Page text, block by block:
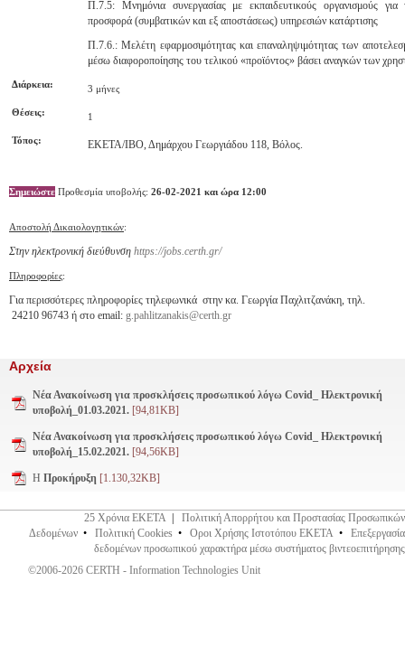
Π.7.5: Μνημόνια συνεργασίας με εκπαιδευτικούς οργανισμούς
προσφορά (συμβατικών και εξ αποστάσεως) υπηρεσιών κατάρτισης
Π.7.6.: Μελέτη εφαρμοσιμότητας και επαναληψιμότητας των
μέσω διαφοροποίησης του τελικού «προϊόντος» βάσει αναγκών των
Διάρκεια: 3 μήνες
Θέσεις: 1
Τόπος: ΕΚΕΤΑ/ΙΒΟ, Δημάρχου Γεωργιάδου 118, Βόλος.
Σημειώστε Προθεσμία υποβολής: 26-02-2021 και ώρα 12:00
Αποστολή Δικαιολογητικών:
Στην ηλεκτρονική διεύθυνση https://jobs.certh.gr/
Πληροφορίες:
Για περισσότερες πληροφορίες τηλεφωνικά στην κα. Γεωργία Παχλιτζανάκη, τηλ.
24210 96743 ή στο email: g.pahlitzanakis@certh.gr
Αρχεία
Νέα Ανακοίνωση για προσκλήσεις προσωπικού λόγω Covid_ Ηλεκτρονική
υποβολή_01.03.2021. [94,81KB]
Νέα Ανακοίνωση για προσκλήσεις προσωπικού λόγω Covid_ Ηλεκτρονική
υποβολή_15.02.2021. [94,56KB]
Η Προκήρυξη [1.130,32KB]
25 Χρόνια ΕΚΕΤΑ
Πολιτική Απορρήτου και Προστασίας Προσωπικών
Δεδομένων • Πολιτική Cookies • Οροι Χρήσης Ιστοτόπου ΕΚΕΤΑ • Επεξεργασία
δεδομένων προσωπικού χαρακτήρα μέσω συστήματος βιντεοεπιτήρησης
©2006-2026 CERTH - Information Technologies Unit